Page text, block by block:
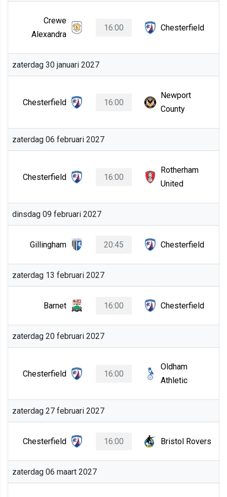
Crewe
Alexandra
16:00 Chesterfield
zaterdag 30 januari 2027
Chesterfield 16:00
Newport
County
zaterdag 06 februari 2027
Chesterfield 16:00
Rotherham
United
dinsdag 09 februari 2027
Gillingham 20:45 Chesterfield
zaterdag 13 februari 2027
Barnet 16:00 Chesterfield
zaterdag 20 februari 2027
Chesterfield 16:00
Oldham
Athletic
zaterdag 27 februari 2027
Chesterfield 16:00 Bristol Rovers
zaterdag 06 maart 2027